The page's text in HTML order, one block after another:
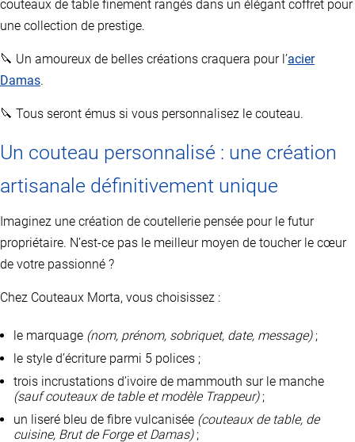
couteaux de table finement rangés dans un élégant coffret pour
une collection de prestige.
🔪 Un amoureux de belles créations craquera pour l’acier
Damas.
🔪 Tous seront émus si vous personnalisez le couteau.
Un couteau personnalisé : une création
artisanale définitivement unique
Imaginez une création de coutellerie pensée pour le futur
propriétaire. N’est-ce pas le meilleur moyen de toucher le cœur
de votre passionné ?
Chez Couteaux Morta, vous choisissez :
le marquage (nom, prénom, sobriquet, date, message);
le style d’écriture parmi 5 polices ;
trois incrustations d’ivoire de mammouth sur le manche
(sauf couteaux de table et modèle Trappeur);
un liseré bleu de fibre vulcanisée (couteaux de table, de
cuisine, Brut de Forge et Damas);